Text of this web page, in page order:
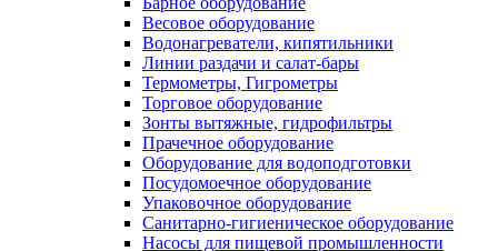
Весовое оборудование
Водонагреватели, кипятильники
Линии раздачи и салат-бары
Термометры, Гигрометры
Торговое оборудование
Зонты вытяжные, гидрофильтры
Прачечное оборудование
Оборудование для водоподготовки
Посудомоечное оборудование
Упаковочное оборудование
Санитарно-гигиеническое оборудование
Насосы для пищевой промышленности